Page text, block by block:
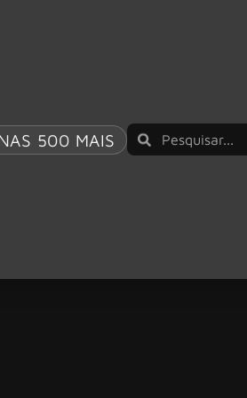
500 MAIS